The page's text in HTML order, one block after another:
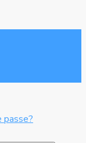
passe?